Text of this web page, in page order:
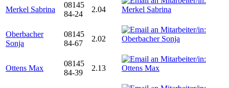
Merkel Sabrina
08145
84-24
2.04
Oberbacher
Sonja
08145
84-67
2.02
Ottens Max
08145
84-39
2.13